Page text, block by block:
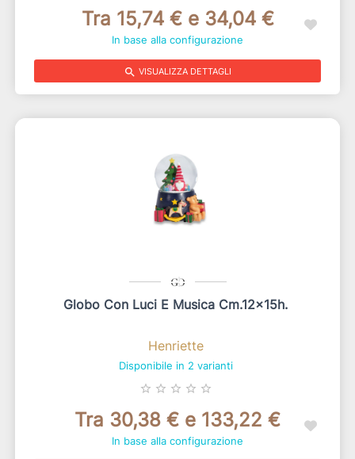
Tra 15,74 € e 34,04 €
In base alla configurazione
search VISUALIZZA DETTAGLI
Globo Con Luci E Musica Cm.12x15h.
Henriette
Disponibile in 2 varianti
star_border star_border star_border star_border star_border
Tra 30,38 € e 133,22 €
In base alla configurazione